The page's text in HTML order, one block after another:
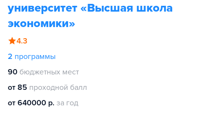
университет «Высшая школа
экономики»
4.3
2 программы
90 бюджетных мест
от 85 проходной балл
от 640000 р. за год